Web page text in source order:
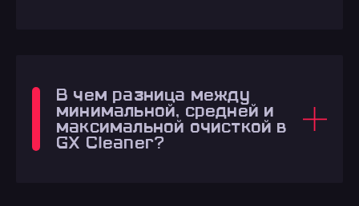
В чем разница между
минимальной, средней и
максимальной очисткой в
GX Cleaner?